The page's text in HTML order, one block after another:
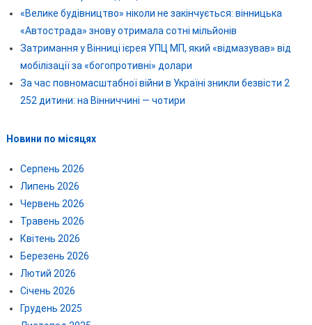
«Велике будівництво» ніколи не закінчується: вінницька
«Автострада» знову отримала сотні мільйонів
Затримання у Вінниці ієрея УПЦ МП, який «відмазував» від
мобілізації за «богопротивні» долари
За час повномасштабної війни в Україні зникли безвісти 2
252 дитини: на Вінниччині — чотири
Новини по місяцях
Серпень 2026
Липень 2026
Червень 2026
Травень 2026
Квітень 2026
Березень 2026
Лютий 2026
Січень 2026
Грудень 2025